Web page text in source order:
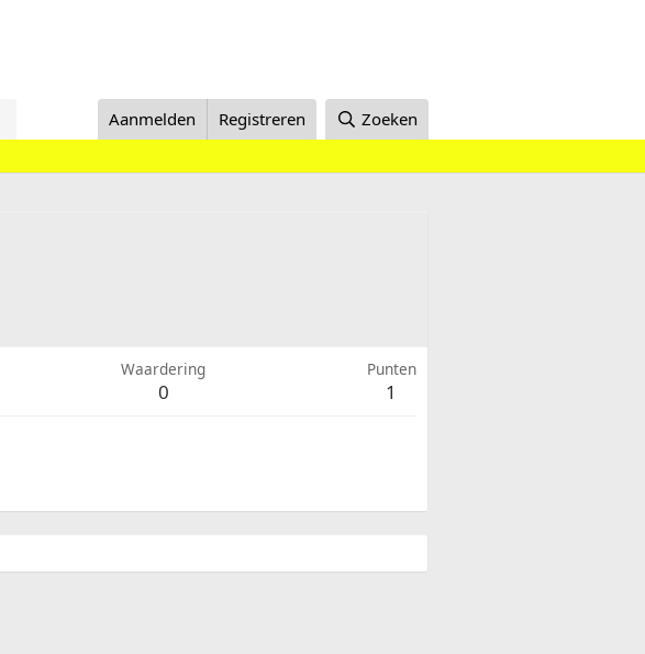
Aanmelden Registreren Zoeken
Waardering
0
Punten
1